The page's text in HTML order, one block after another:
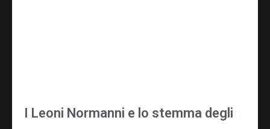
I Leoni Normanni e lo stemma degli